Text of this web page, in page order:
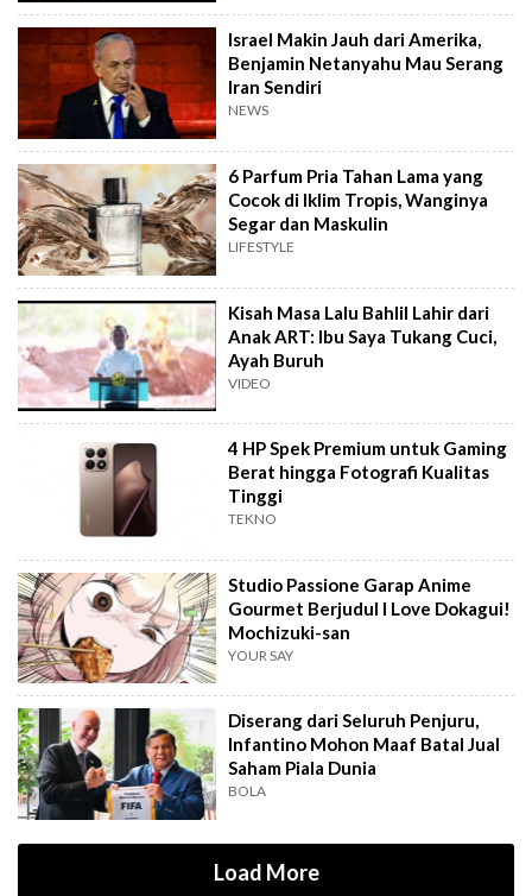
Israel Makin Jauh dari Amerika,
Benjamin Netanyahu Mau Serang
Iran Sendiri
NEWS
6 Parfum Pria Tahan Lama yang
Cocok di Iklim Tropis, Wanginya
Segar dan Maskulin
LIFESTYLE
Kisah Masa Lalu Bahlil Lahir dari
Anak ART: Ibu Saya Tukang Cuci,
Ayah Buruh
VIDEO
4 HP Spek Premium untuk Gaming
Berat hingga Fotografi Kualitas
Tinggi
TEKNO
Studio Passione Garap Anime
Gourmet Berjudul I Love Dokagui!
Mochizuki-san
YOUR SAY
Diserang dari Seluruh Penjuru,
Infantino Mohon Maaf Batal Jual
Saham Piala Dunia
BOLA
Load More